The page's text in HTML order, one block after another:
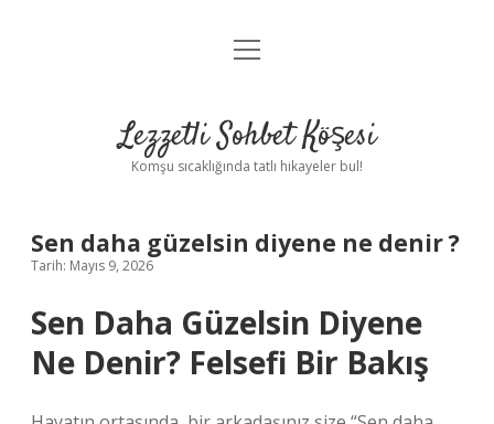
Anasayfa
Yasal Uyarı
menüyü
Lezzetli Sohbet Köşesi
Komşu sıcaklığında tatlı hikayeler bul!
Sen daha güzelsin diyene ne denir ?
Tarih: Mayıs 9, 2026
Sen Daha Güzelsin Diyene
Ne Denir? Felsefi Bir Bakış